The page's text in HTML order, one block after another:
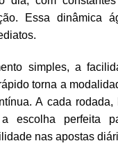
Essa dinâmica
simples, a
torna a
A cada
escolha perfeita
nas apostas